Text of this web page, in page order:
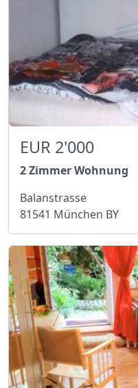
EUR 2'000
2 Zimmer Wohnung
Balanstrasse
81541 München BY